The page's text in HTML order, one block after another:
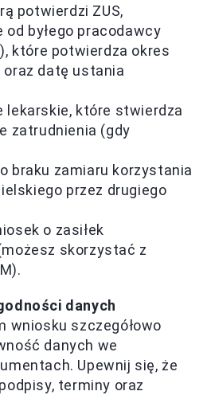
potwierdzi ZUS,
od byłego pracodawcy
które potwierdza okres
oraz datę ustania
lekarskie, które stwierdza
zatrudnienia (gdy
braku zamiaru korzystania
przez drugiego
o zasiłek
skorzystać z
danych
wniosku szczegółowo
danych we
Upewnij się, że
terminy oraz